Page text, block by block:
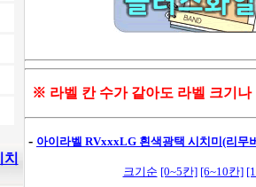
※ 라벨 칸 수가 같아도 라벨 크기나
- 아이라벨 RVxxxLG 흰색광택 시치미(리무
크기순 [0~5칸] [6~10칸]